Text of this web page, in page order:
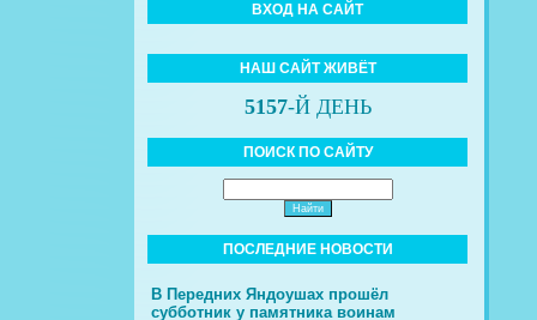
ВХОД НА САЙТ
НАШ САЙТ ЖИВЁТ
5157-Й ДЕНЬ
ПОИСК ПО САЙТУ
ПОСЛЕДНИЕ НОВОСТИ
В Передних Яндоушах прошёл
субботник у памятника воинам